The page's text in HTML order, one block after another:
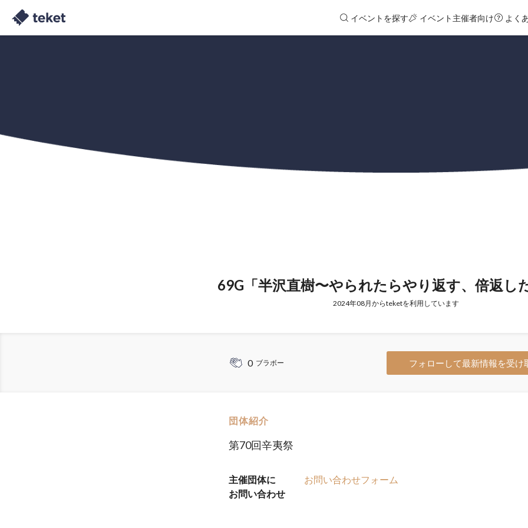
イベントを探す イベント主催者向け よく
69G「半沢直樹〜やられたらやり返す、倍返し
2024年08月からteketを利用しています
0 ブラボー フォローして最新情報を受け
団体紹介
第70回辛夷祭
主催団体に
お問い合わせ
お問い合わせフォーム